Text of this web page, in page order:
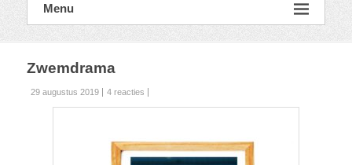
Menu
Zwemdrama
29 augustus 2019 4 reacties